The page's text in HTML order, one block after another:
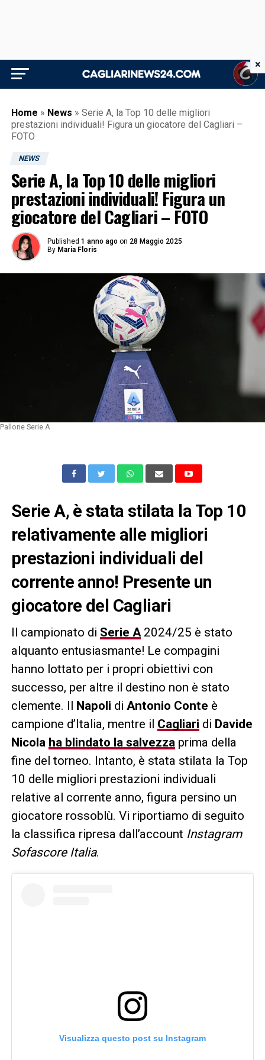
Home » News » Serie A, la Top 10 delle migliori
prestazioni individuali! Figura un giocatore del Cagliari –
FOTO
NEWS
Serie A, la Top 10 delle migliori
prestazioni individuali! Figura un
giocatore del Cagliari – FOTO
Published 1 anno ago on 28 Maggio 2025
By Maria Floris
Pallone Serie A
Serie A, è stata stilata la Top 10
relativamente alle migliori
prestazioni individuali del
corrente anno! Presente un
giocatore del Cagliari
Il campionato di Serie A2024/25 è stato
alquanto entusiasmante! Le compagini
hanno lottato per i propri obiettivi con
successo, per altre il destino non è stato
clemente. Il Napoli di Antonio Conte è
campione d’Italia, mentre il Cagliari di Davide
Nicola ha blindato la salvezzaprima della
fine del torneo. Intanto, è stata stilata la Top
10 delle migliori prestazioni individuali
relative al corrente anno, figura persino un
giocatore rossoblù. Vi riportiamo di seguito
la classifica ripresa dall’account Instagram
Sofascore Italia.
Visualizza questo post su Instagram
×